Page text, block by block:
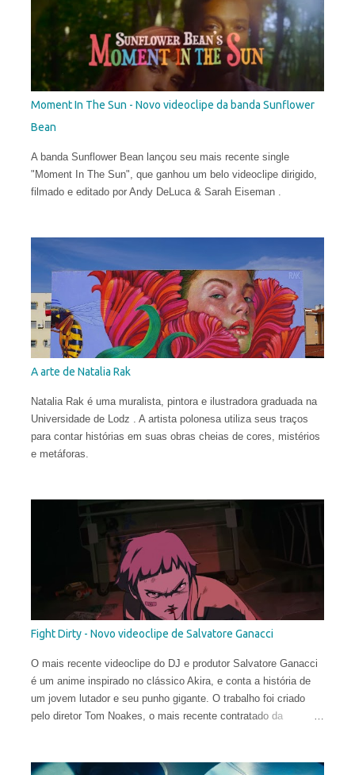
da proporção é sua maior fonte de inspiração e isso o leva a
explorar uma arte mais subjetiva. Belin gosta de definir esse
experimento como "pós-neo-cubismo".
Moment In The Sun - Novo videoclipe da banda Sunflower
Bean
A banda Sunflower Bean lançou seu mais recente single
"Moment In The Sun", que ganhou um belo videoclipe dirigido,
filmado e editado por Andy DeLuca & Sarah Eiseman .
A arte de Natalia Rak
Natalia Rak é uma muralista, pintora e ilustradora graduada na
Universidade de Lodz . A artista polonesa utiliza seus traços
para contar histórias em suas obras cheias de cores, mistérios
e metáforas.
Fight Dirty - Novo videoclipe de Salvatore Ganacci
O mais recente videoclipe do DJ e produtor Salvatore Ganacci
é um anime inspirado no clássico Akira, e conta a história de
um jovem lutador e seu punho gigante. O trabalho foi criado
pelo diretor Tom Noakes, o mais recente contratado da
Trub Animation.